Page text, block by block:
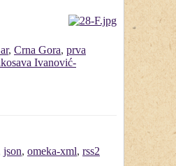
, Crna Gora, prva
Ivanović-
json, omeka-xml, rss2